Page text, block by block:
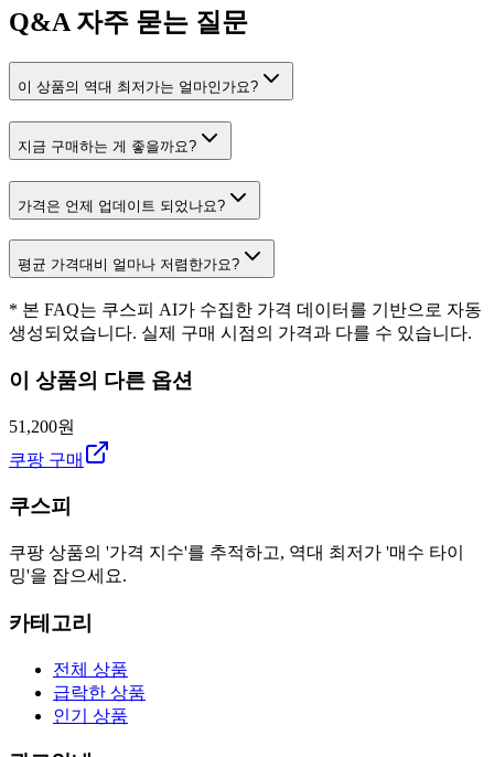
Q&A자주 묻는 질문
이 상품의 역대 최저가는 얼마인가요?
지금 구매하는 게 좋을까요?
가격은 언제 업데이트 되었나요?
평균 가격대비 얼마나 저렴한가요?
* 본 FAQ는 쿠스피 AI가 수집한 가격 데이터를 기반으로 자동
생성되었습니다. 실제 구매 시점의 가격과 다를 수 있습니다.
이 상품의 다른 옵션
51,200원
쿠팡 구매
쿠스피
쿠팡 상품의 '가격 지수'를 추적하고, 역대 최저가 '매수 타이
밍'을 잡으세요.
카테고리
전체 상품
급락한 상품
인기 상품